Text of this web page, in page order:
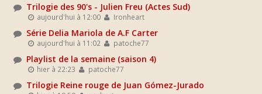
Trilogie des 90's - Julien Freu (Actes Sud)
aujourd'hui à 12:00 Ironheart
Série Delia Mariola de A.F Carter
aujourd'hui à 11:02 patoche77
Playlist de la semaine (saison 4)
hier à 22:23 patoche77
Trilogie Reine rouge de Juan Gómez-Jurado